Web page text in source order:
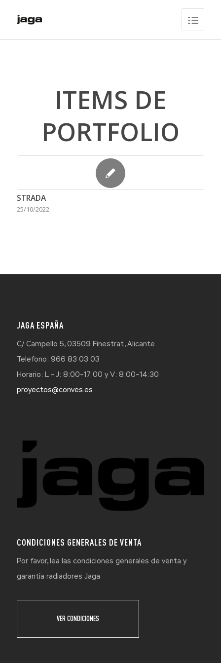
ITEMS DE
PORTFOLIO
STRADA
25/10/2022
JAGA ESPAÑA
C/ Campello 5, 03509 Finestrat, Alicante
Telefono: 966 83 03 03
Horario: L – J: 8:00–17:00 y V: 8:00–14:30
proyectos@conves.es
CONDICIONES GENERALES DE VENTA
Por favor, lea las condiciones generales de venta y
garantía radiadores Jaga
VER CONDICIONES